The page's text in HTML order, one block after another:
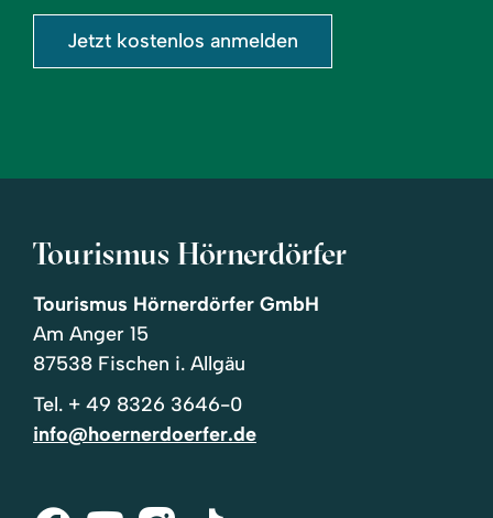
Jetzt kostenlos anmelden
Tourismus Hörnerdörfer
Tourismus Hörnerdörfer GmbH
Am Anger 15
87538 Fischen i. Allgäu
Tel. + 49 8326 3646-0
info@hoernerdoerfer.de